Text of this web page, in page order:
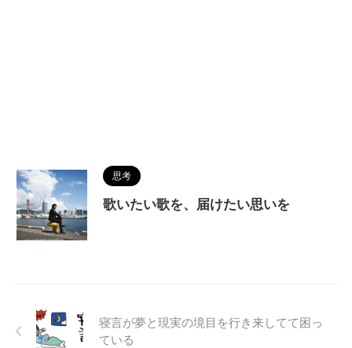
思考
歌いたい歌を、届けたい思いを
寝言が夢と現実の境目を行き来してて困っ
ている